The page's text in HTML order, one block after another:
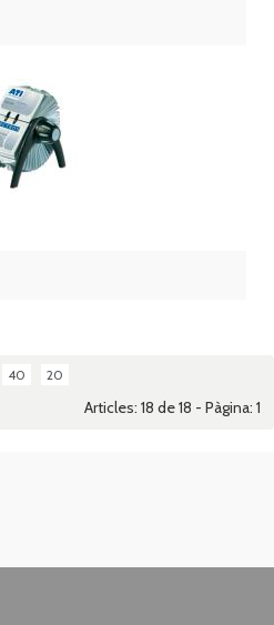
40 20
Articles: 18 de 18 - Pàgina: 1